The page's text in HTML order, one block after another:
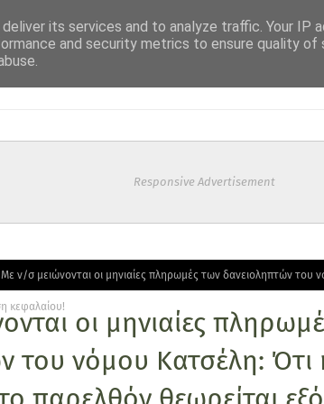
Responsive Advertisement
Με ν/σ μειώνονται οι μηνιαίες πληρωμές των δανειοληπτών
κεφαλαίου!
οι μηνιαίες
του νόμου Κατσέλη: Ότι
its services and to analyze traffic. Your IP
and security metrics to ensure quality of